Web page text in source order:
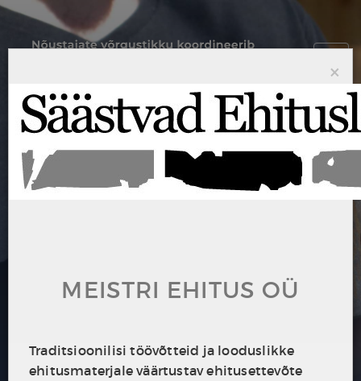
SINU VANA MAAMAJA RESTAUREERIMISEKS
Maamaja nõustajate võrgustik aitab Sul
leida nõustaja Sinu vanale majale uue
×
MEISTRI EHITUS OÜ
Traditsioonilisi töövõtteid ja looduslikke
ehitusmaterjale väärtustav ehitusettevõte